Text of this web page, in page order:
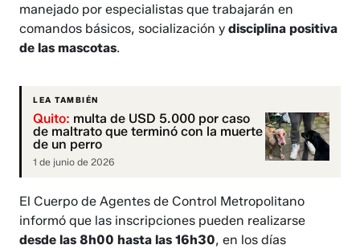
manejado por especialistas que trabajarán en
comandos básicos, socialización ydisciplina positiva
de las mascotas.
LEA TAMBIÉN
Quito: multa de USD 5.000 por caso
de maltrato que terminó con la muerte
de un perro
1 de junio de 2026
El Cuerpo de Agentes de Control Metropolitano
informó que las inscripciones pueden realizarse
desde las 8h00 hasta las 16h30, en los días